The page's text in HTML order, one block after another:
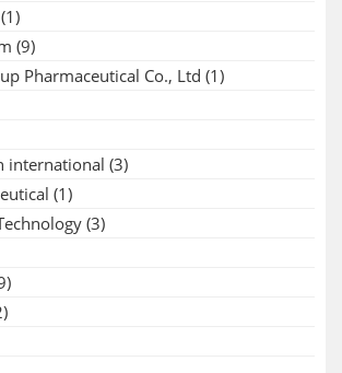
(1)
(9)
Pharmaceutical Co., Ltd (1)
international (3)
(1)
(3)